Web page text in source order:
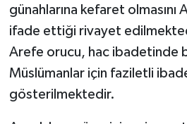
günahlarına kefaret olmasını
ifade ettiği rivayet
Arefe orucu, hac ibadetinde
Müslümanlar için faziletli
gösterilmektedir.